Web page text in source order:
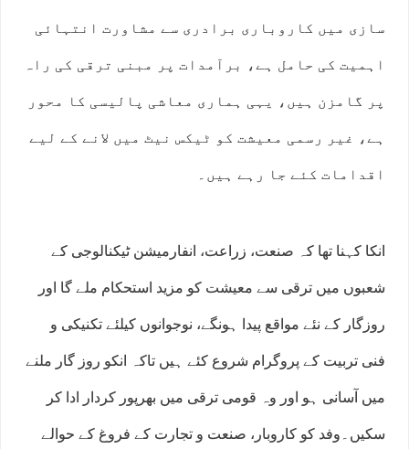
سازی میں کاروباری برادری سے مشاورت انتہائی
اہمیت کی حامل ہے، برآمدات پر مبنی ترقی کی راہ
پر گامزن ہیں، یہی ہماری معاشی پالیسی کا محور
ہے، غیر رسمی معیشت کو ٹیکس نیٹ میں لانے کے لیے
اقدامات کئے جا رہے ہیں۔
انکا کہنا تھا کہ صنعت، زراعت، انفارمیشن ٹیکنالوجی کے
شعبوں میں ترقی سے معیشت کو مزید استحکام ملے گا اور
روزگار کے نئے مواقع پیدا ہونگے، نوجوانوں کیلئے تکنیکی و
فنی تربیت کے پروگرام شروع کئے ہیں تاکہ انکو روز گار ملنے
میں آسانی ہو اور وہ قومی ترقی میں بھرپور کردار ادا کر
سکیں۔وفد کو کاروبار، صنعت و تجارت کے فروغ کے حوالے